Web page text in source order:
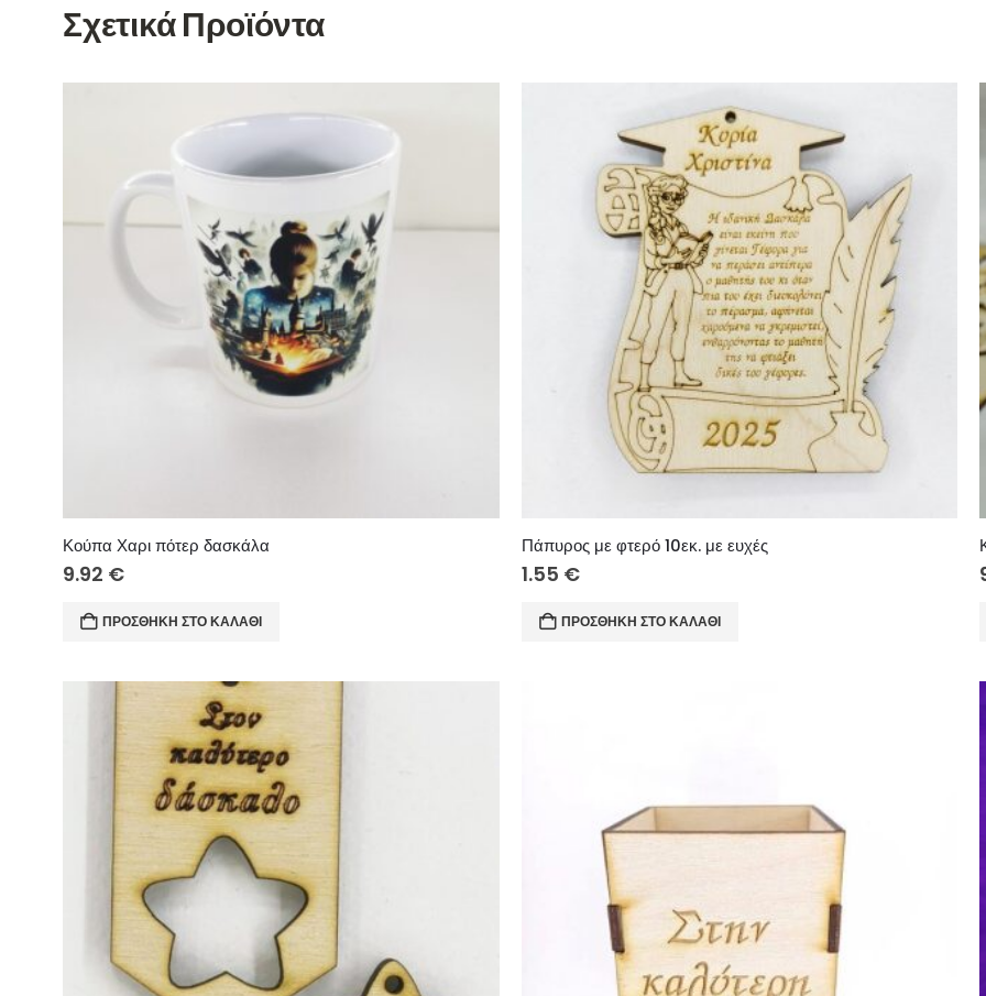
Σχετικά Προϊόντα
Κούπα Χαρι πότερ δασκάλα
9.92 €
ΠΡΟΣΘΉΚΗ ΣΤΟ ΚΑΛΆΘΙ
Πάπυρος με φτερό 10εκ. με ευχές
1.55 €
ΠΡΟΣΘΉΚΗ ΣΤΟ ΚΑΛΆΘΙ